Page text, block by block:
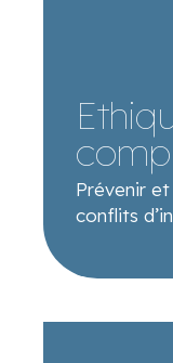
Prévenir
conflits